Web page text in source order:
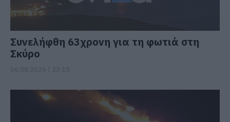
Συνελήφθη 63χρονη για τη φωτιά στη
Σκύρο